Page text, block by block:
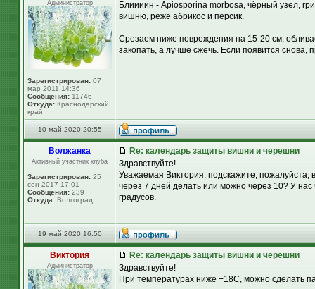
Администратор
Зарегистрирован: 07
мар 2011 14:36
Сообщения: 11746
Откуда: Краснодарский
край
Блиииин - Apiosporina morbosa, чёрный узел,
вишню, реже абрикос и персик.
Срезаем ниже повреждения на 15-20 см,
закопать, а лучше сжечь. Если появится снова,
10 май 2020 20:55
Волжанка
Активный участник клуба
Зарегистрирован: 25
сен 2017 17:01
Сообщения: 239
Откуда: Волгоград
Re: календарь защиты вишни и черешни
Здравствуйте!
Уважаемая Виктория, подскажите,
через 7 дней делать или можно через 10? У
градусов.
19 май 2020 16:50
Виктория
Администратор
Re: календарь защиты вишни и черешни
Здравствуйте!
При температурах ниже +18С, можно сделать